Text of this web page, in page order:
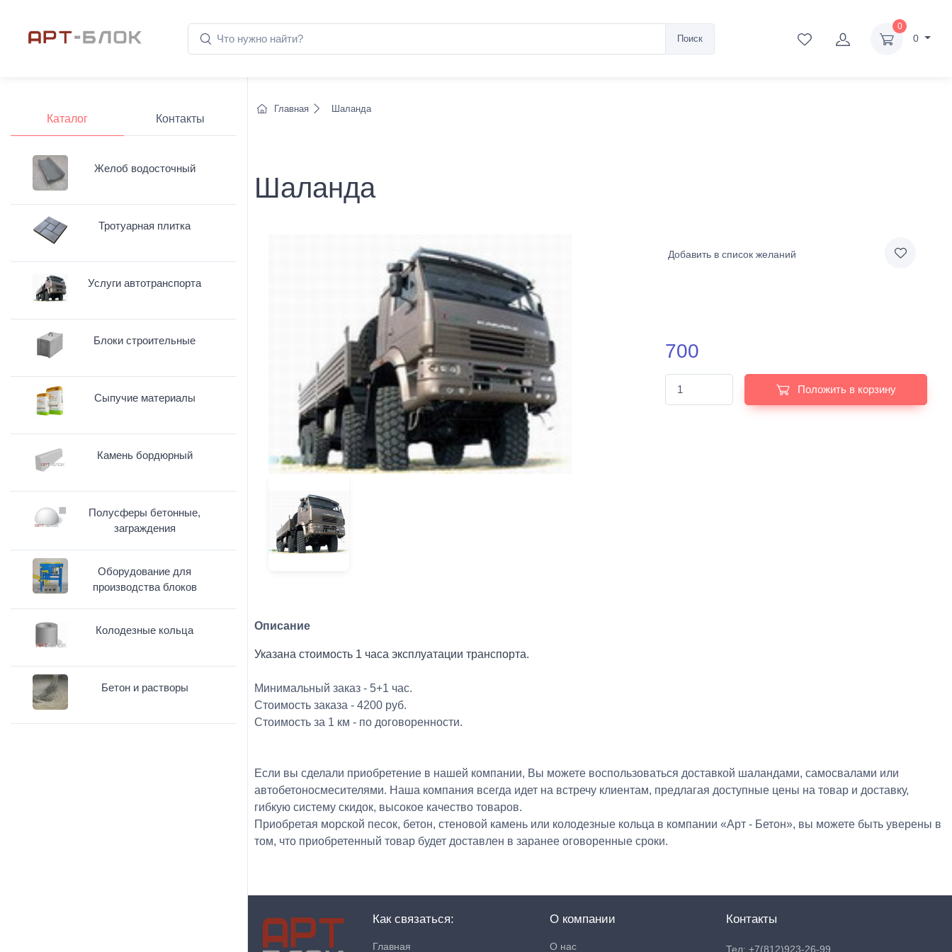
Поиск
0
0
Главная Шаланда
Шаланда
Добавить в список желаний
700
Положить в корзину
Описание
Указана стоимость 1 часа эксплуатации транспорта.
Минимальный заказ - 5+1 час.
Стоимость заказа - 4200 руб.
Стоимость за 1 км - по договоренности.
Если вы сделали приобретение в нашей компании, Вы можете воспользоваться доставкой шаландами, самосвалами или
автобетоносмесителями. Наша компания всегда идет на встречу клиентам, предлагая доступные цены на товар и доставку,
гибкую систему скидок, высокое качество товаров.
Приобретая морской песок, бетон, стеновой камень или колодезные кольца в компании «Арт - Бетон», вы можете быть уверены в
том, что приобретенный товар будет доставлен в заранее оговоренные сроки.
Каталог Контакты
Желоб водосточный
Тротуарная плитка
Услуги автотранспорта
Блоки строительные
Сыпучие материалы
Камень бордюрный
Полусферы бетонные,
заграждения
Оборудование для
производства блоков
Колодезные кольца
Бетон и растворы
Как связаться:
Главная
О компании
О нас
Контакты
Тел: +7(812)923-26-99